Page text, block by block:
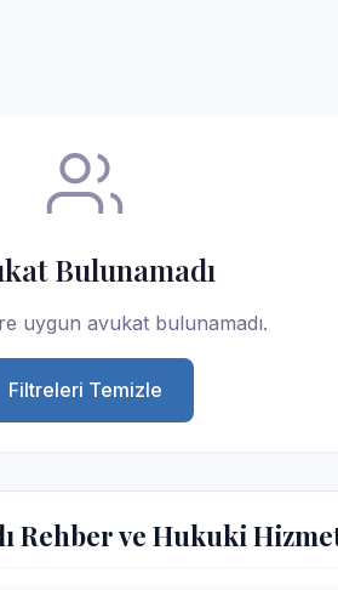
Bulunamadı
uygun avukat bulunamadı.
Filtreleri Temizle
Rehber ve Hukuki